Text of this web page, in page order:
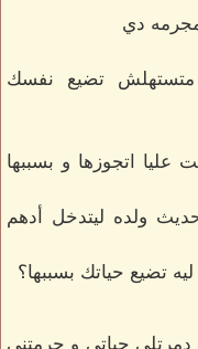
دي
تضيع نفسك
اتجوزها و بسببها
ولده ليتدخل أدهم
تضيع حياتك بسببها؟
حياتي و حرمتني